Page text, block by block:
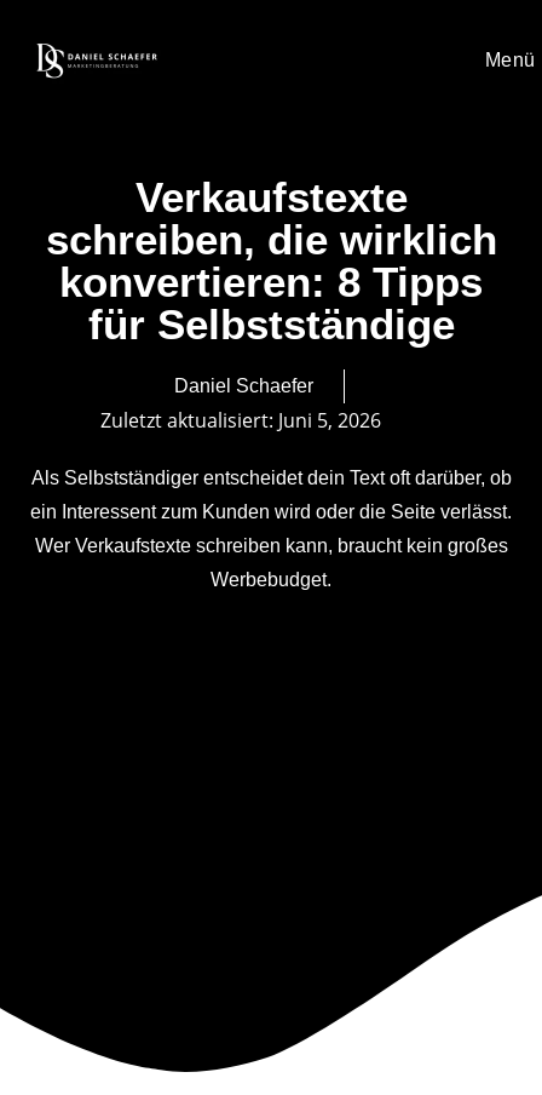
Menü
Verkaufstexte
schreiben, die wirklich
konvertieren: 8 Tipps
für Selbstständige
Daniel Schaefer
Zuletzt aktualisiert: Juni 5, 2026
Als Selbstständiger entscheidet dein Text oft darüber, ob
ein Interessent zum Kunden wird oder die Seite verlässt.
Wer Verkaufstexte schreiben kann, braucht kein großes
Werbebudget.